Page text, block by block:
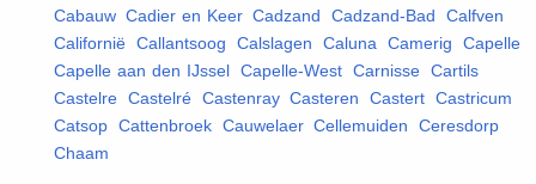
Cabauw, Cadier en Keer, Cadzand Cadzand-Bad Calfven
Californië Callantsoog Calslagen Caluna Camerig Capelle
Capelle aan den IJssel Capelle-West Carnisse Cartils
Castelre Castelré Castenray, Casteren Castert Castricum
Catsop Cattenbroek Cauwelaer, Cellemuiden Ceresdorp
Chaam